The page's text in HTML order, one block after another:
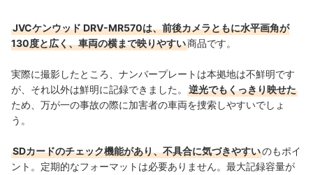
JVCケンウッド DRV-MR570は、前後カメラともに水平画角が
130度と広く、車両の横まで映りやすい商品です。
実際に撮影したところ、ナンバープレートは本拠地は不鮮明です
が、それ以外は鮮明に記録できました。
逆光でもくっきり映せた
ため、万が一の事故の際に加害者の車両を捜索しやすいでしょ
う。
SDカードのチェック機能があり、不具合に気づきやすいのもポイ
ント。定期的なフォーマットは必要ありません。最大記録容量が